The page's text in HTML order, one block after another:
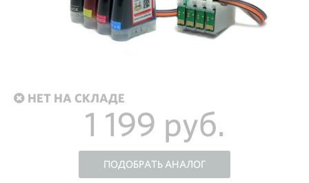
НЕТ НА СКЛАДЕ
1 199 руб.
ПОДОБРАТЬ АНАЛОГ